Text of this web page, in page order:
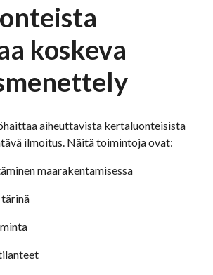
koskeva
aiheuttavista kertaluonteisista
ilmoitus. Näitä toimintoja ovat:
maarakentamisessa
tärinä